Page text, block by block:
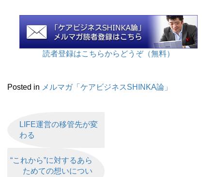
読者登録はこちらからどうぞ（無料）
Posted in メルマガ「ケアビジネスSHINKA論」
LIFE運営の移管先が変
わる
“これから”に対するあら
ためての想いについ